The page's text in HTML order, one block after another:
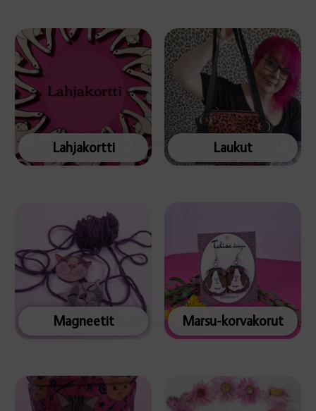
Lahjakortti Laukut
Magneetit Marsu-korvakorut